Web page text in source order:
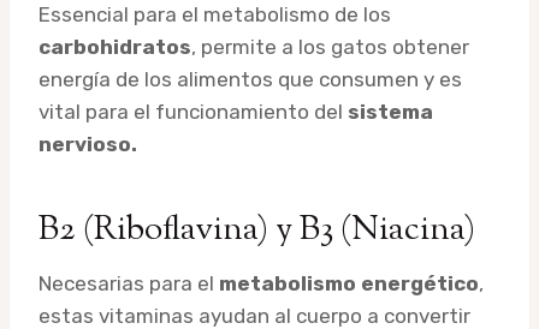
Essencial para el metabolismo de los
carbohidratos, permite a los gatos obtener
energía de los alimentos que consumen y es
vital para el funcionamiento del sistema
nervioso.
B2 (Riboflavina) y B3 (Niacina)
Necesarias para el metabolismo energético,
estas vitaminas ayudan al cuerpo a convertir